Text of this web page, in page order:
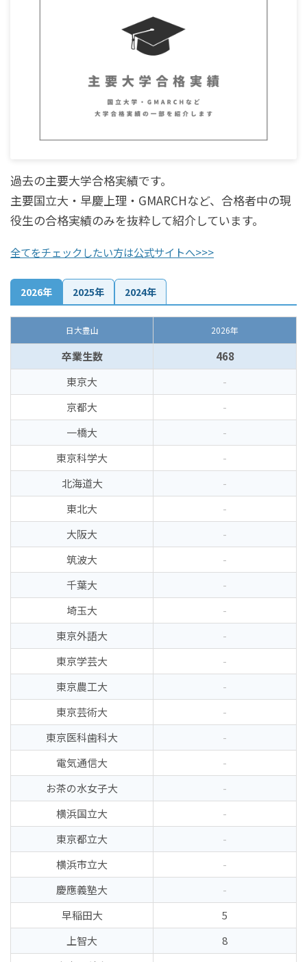
過去の主要大学合格実績です。
主要国立大・早慶上理・GMARCHなど、合格者中の現
役生の合格実績のみを抜粋して紹介しています。
全てをチェックしたい方は公式サイトへ>>>
2026年 2025年 2024年
日大豊山 2026年
卒業生数
468
東京大
-
京都大
-
一橋大
-
東京科学大
-
北海道大
-
東北大
-
大阪大
-
筑波大
-
千葉大
-
埼玉大
-
東京外語大
-
東京学芸大
-
東京農工大
-
東京芸術大
-
東京医科歯科大
-
電気通信大
-
お茶の水女子大
-
横浜国立大
-
東京都立大
-
横浜市立大
-
慶應義塾大
-
早稲田大
5
上智大
8